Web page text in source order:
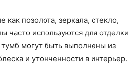
как позолота, зеркала, стекло,
часто используются для отделки
могут быть выполнены из
и утонченности в интерьер.